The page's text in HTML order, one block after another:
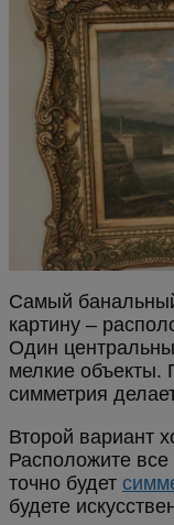
Самый
картину –
Один
мелкие объекты.
симметрия
Второй вариант
Расположите все
точно будет
будете